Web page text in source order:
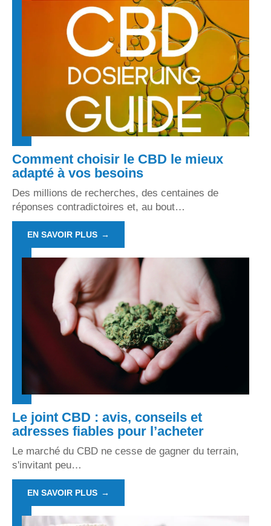
Comment choisir le CBD le mieux
adapté à vos besoins
Des millions de recherches, des centaines de
réponses contradictoires et, au bout…
EN SAVOIR PLUS
Le joint CBD : avis, conseils et
adresses fiables pour l’acheter
Le marché du CBD ne cesse de gagner du terrain,
s'invitant peu…
EN SAVOIR PLUS